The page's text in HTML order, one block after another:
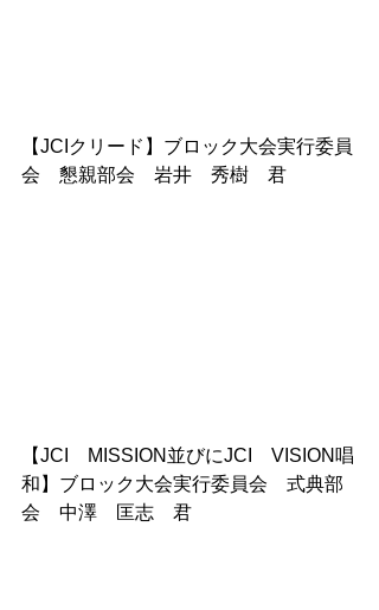
【JCIクリード】ブロック大会実行委員
会　懇親部会　岩井　秀樹　君
【JCI　MISSION並びにJCI　VISION唱
和】ブロック大会実行委員会　式典部
会　中澤　匡志　君